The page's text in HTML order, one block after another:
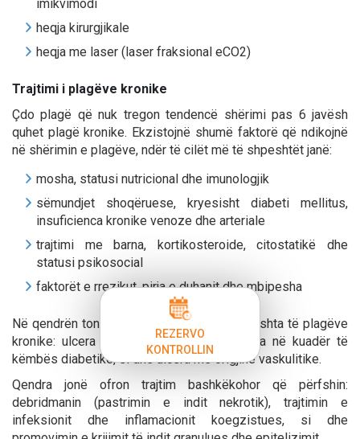
imikvimodi
heqja kirurgjikale
heqja me laser (laser fraksional eCO2)
Trajtimi i plagëve kronike
Çdo plagë që nuk tregon tendencë shërimi pas 6 javësh
quhet plagë kronike. Ekzistojnë shumë faktorë që ndikojnë
në shërimin e plagëve, ndër të cilët më të shpeshtët janë:
mosha, statusi nutricional dhe imunologjik
sëmundjet shoqëruese, kryesisht diabeti mellitus,
insuficienca kronike venoze dhe arteriale
trajtimi me barna, kortikosteroide, citostatikë dhe
statusi psikosocial
faktorët e rrezikut, pirja e duhanit dhe mbipesha
Në qendrën tonë trajtojmë llojet më të shpeshta të plagëve
kronike: ulcera arteriale dhe venoze, ulcera në kuadër të
këmbës diabetike, si dhe ulcera me origjinë vaskulitike.
Qendra jonë ofron trajtim bashkëkohor që përfshin:
debridmanin (pastrimin e indit nekrotik), trajtimin e
infeksionit dhe inflamacionit koegzistues, si dhe
REZERVO
KONTROLLIN